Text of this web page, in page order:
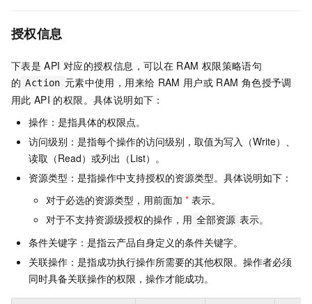
授权信息
下表是 API 对应的授权信息，可以在 RAM 权限策略语句
的 Action 元素中使用，用来给 RAM 用户或 RAM 角色授予调
用此 API 的权限。具体说明如下：
操作：是指具体的权限点。
访问级别：是指每个操作的访问级别，取值为写入（Write）、
读取（Read）或列出（List）。
资源类型：是指操作中支持授权的资源类型。具体说明如下：
对于必选的资源类型，用前面加 * 表示。
对于不支持资源级授权的操作，用 全部资源 表示。
条件关键字：是指云产品自身定义的条件关键字。
关联操作：是指成功执行操作所需要的其他权限。操作者必须
同时具备关联操作的权限，操作才能成功。